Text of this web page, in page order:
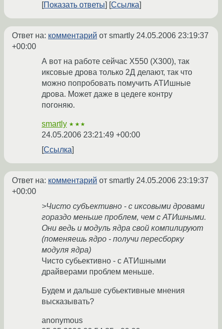
Показать ответы
Ссылка
Ответ на: комментарий от smartly 24.05.2006 23:19:37
+00:00
А вот на работе сейчас X550 (X300), так
иксовые дрова только 2Д делают, так что
можно попробовать помучить АТИшные
дрова. Может даже в цедеге контру
погоняю.
smartly ★★★
24.05.2006 23:21:49 +00:00
Ссылка
Ответ на: комментарий от smartly 24.05.2006 23:19:37
+00:00
>Чисто субъективно - с иксовыми дровами
гораздо меньше проблем, чем с АТИшными.
Они ведь и модуль ядра свой компилируют
(поменяешь ядро - получи пересборку
модуля ядра)
Чисто субьективно - с АТИшными
драйверами проблем меньше.
Будем и дальше субьективные мнения
высказывать?
anonymous